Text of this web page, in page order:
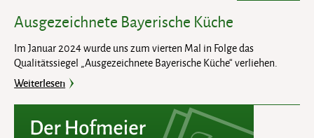
Ausgezeichnete Bayerische Küche
Im Januar 2024 wurde uns zum vierten Mal in Folge das
Qualitätssiegel „Ausgezeichnete Bayerische Küche“ verliehen.
Weiterlesen